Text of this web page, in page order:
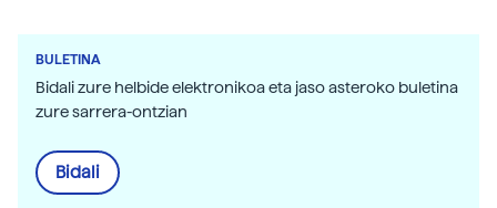
BULETINA
Bidali zure helbide elektronikoa eta jaso asteroko buletina
zure sarrera-ontzian
Bidali